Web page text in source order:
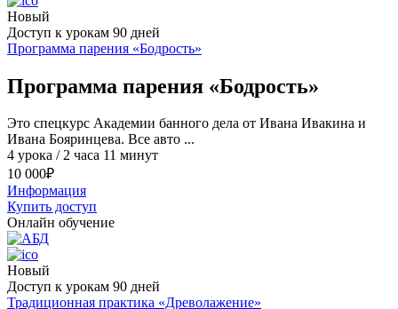
Новый
Доступ к урокам 90 дней
Программа парения «Бодрость»
Программа парения «Бодрость»
Это спецкурс Академии банного дела от Ивана Ивакина и
Ивана Бояринцева. Все авто ...
4 урока / 2 часа 11 минут
10 000₽
Информация
Купить доступ
Онлайн обучение
Новый
Доступ к урокам 90 дней
Традиционная практика «Древолажение»